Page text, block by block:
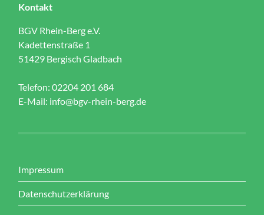
Kontakt
BGV Rhein-Berg e.V.
Kadettenstraße 1
51429 Bergisch Gladbach
Telefon: 02204 201 684
E-Mail: info@bgv-rhein-berg.de
Impressum
Datenschutzerklärung